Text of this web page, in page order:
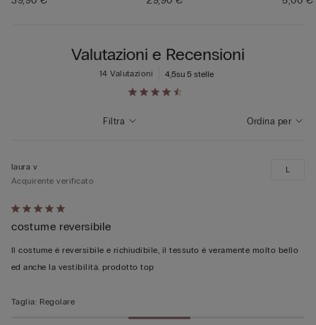
Valutazioni e Recensioni
4,5su 5 stelle
14 Valutazioni
Ordina per
Filtra
Valutato
5
su
5
laura v
Acquirente verificato
costume reversibile
Il costume è reversibile e richiudibile, il tessuto è veramente molto bello
ed anche la vestibilità. prodotto top
L
Taglia: Regolare